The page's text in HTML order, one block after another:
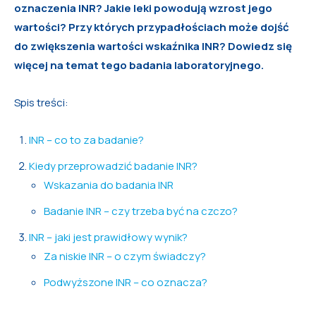
oznaczenia INR? Jakie leki powodują wzrost jego
wartości? Przy których przypadłościach może dojść
do zwiększenia wartości wskaźnika INR? Dowiedz się
więcej na temat tego badania laboratoryjnego.
Spis treści:
INR – co to za badanie?
Kiedy przeprowadzić badanie INR?
Wskazania do badania INR
Badanie INR – czy trzeba być na czczo?
INR – jaki jest prawidłowy wynik?
Za niskie INR – o czym świadczy?
Podwyższone INR – co oznacza?